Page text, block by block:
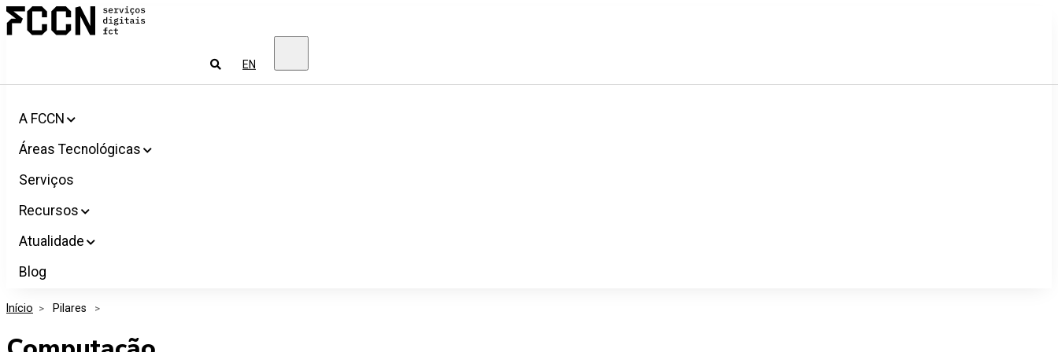
Salta
para
Pesquisar
EN
A FCCN
Áreas Tecnológicas
Serviços
Recursos
Atualidade
Blog
Início > Pilares >